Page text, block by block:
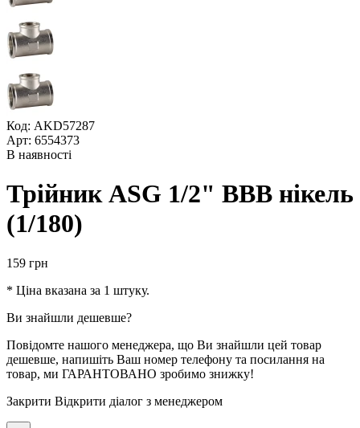
Код: AKD57287
Арт: 6554373
В наявності
Трійник ASG 1/2" ВВВ нікель
(1/180)
159 грн
* Ціна вказана за 1 штуку.
Ви знайшли дешевше?
Повідомте нашого менеджера, що Ви знайшли цей товар
дешевше, напишіть Ваш номер телефону та посилання на
товар, ми ГАРАНТОВАНО зробимо знижку!
Закрити Відкрити діалог з менеджером